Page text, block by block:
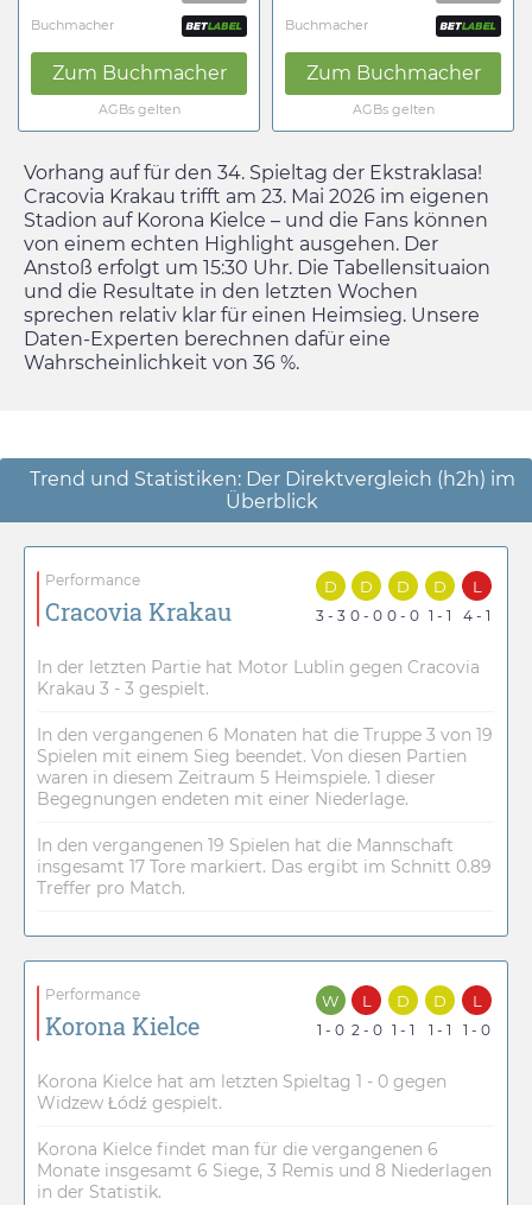
Buchmacher
Zum Buchmacher
AGBs gelten
Buchmacher
Zum Buchmacher
AGBs gelten
Vorhang auf für den 34. Spieltag der Ekstraklasa!
Cracovia Krakau trifft am 23. Mai 2026 im eigenen
Stadion auf Korona Kielce – und die Fans können
von einem echten Highlight ausgehen. Der
Anstoß erfolgt um 15:30 Uhr. Die Tabellensituaion
und die Resultate in den letzten Wochen
sprechen relativ klar für einen Heimsieg. Unsere
Daten-Experten berechnen dafür eine
Wahrscheinlichkeit von 36 %.
Trend und Statistiken: Der Direktvergleich (h2h) im
Überblick
Performance
Cracovia Krakau
D
3 - 3
D
0 - 0
D
0 - 0
D
1 - 1
L
4 - 1
In der letzten Partie hat Motor Lublin gegen Cracovia
Krakau 3 - 3 gespielt.
In den vergangenen 6 Monaten hat die Truppe 3 von 19
Spielen mit einem Sieg beendet. Von diesen Partien
waren in diesem Zeitraum 5 Heimspiele. 1 dieser
Begegnungen endeten mit einer Niederlage.
In den vergangenen 19 Spielen hat die Mannschaft
insgesamt 17 Tore markiert. Das ergibt im Schnitt 0.89
Treffer pro Match.
Performance
Korona Kielce
W
1 - 0
L
2 - 0
D
1 - 1
D
1 - 1
L
1 - 0
Korona Kielce hat am letzten Spieltag 1 - 0 gegen
Widzew Łódź gespielt.
Korona Kielce findet man für die vergangenen 6
Monate insgesamt 6 Siege, 3 Remis und 8 Niederlagen
in der Statistik.